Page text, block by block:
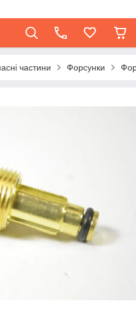
частини Форсунки